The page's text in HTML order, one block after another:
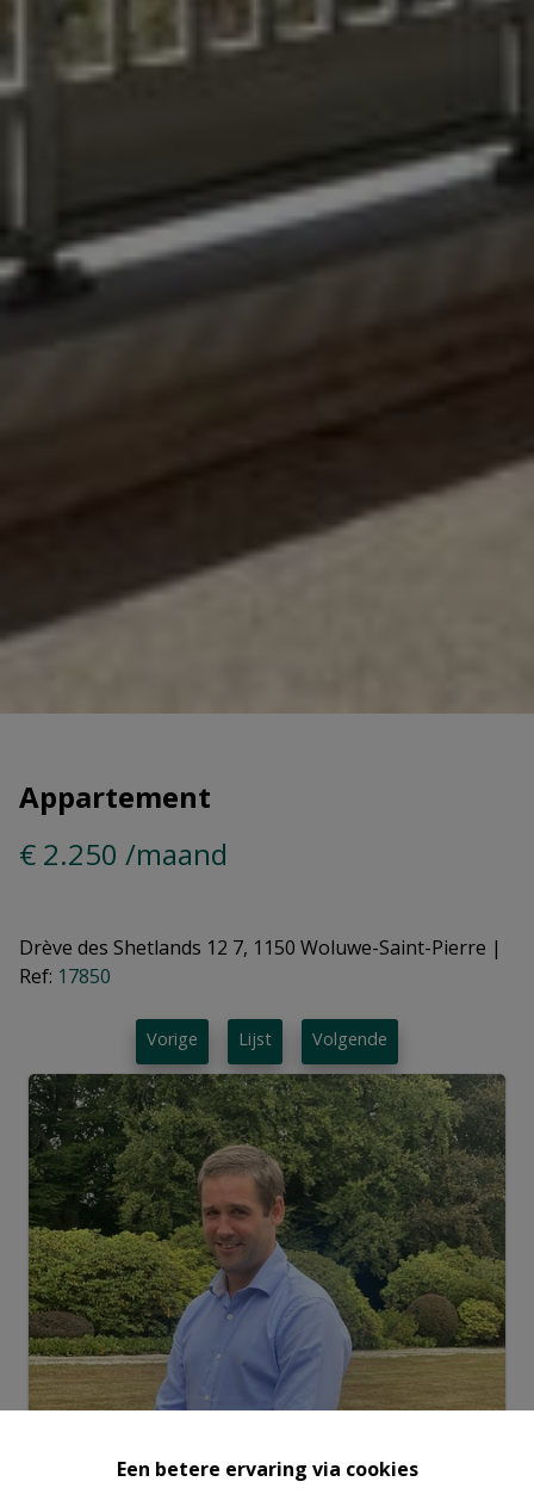
Een betere ervaring via cookies
Appartement
€ 2.250 /maand
Drève des Shetlands 12 7, 1150 Woluwe-Saint-Pierre |
Ref: 17850
Vorige Lijst Volgende